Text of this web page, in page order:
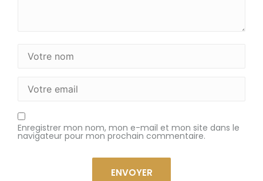
Enregistrer mon nom, mon e-mail et mon site dans le
navigateur pour mon prochain commentaire.